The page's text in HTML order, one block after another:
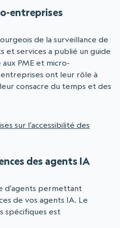
entreprises
de la surveillance de
et services a publié un guide
aux PME et micro-
ont leur rôle à
consacre du temps et des
sur l’accessibilité des
des agents IA
d’agents permettant
de vos agents IA. Le
spécifiques est